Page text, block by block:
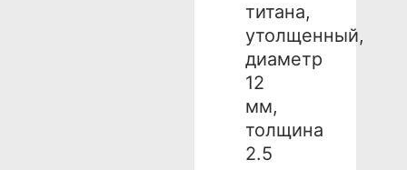
титана,
утолщенный,
диаметр
12
мм,
толщина
2.5